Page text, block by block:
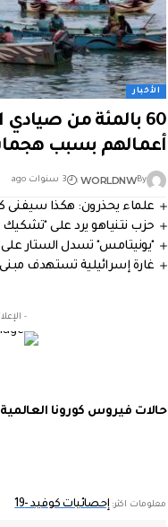
الأخبار
60 بالمئة من
أعمالهم بسبب
By
WORLDNW 3 سنوات ago
علماء يحذرون: هكذا سيفنى
حزب نتنياهو يرد على
"يونيتامس" تسدل الستار
غارة إسرائيلية تستهدف
-
حالات فيروس كورونا العالمية
معلومات اكثر: إحصائيات كوفيد -19